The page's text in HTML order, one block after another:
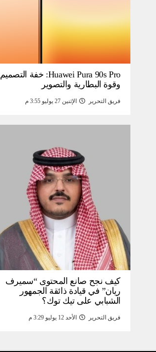
Huawei Pura 90s Pro: خفة التصميم
وقوة البطارية والتصوير
فريق التحرير الإثنين 27 يوليو 3:55 م
كيف نجح صانع المحتوى “سميرف
ريان” في قيادة ذائقة الجمهور
الشبابي على تيك توك؟
فريق التحرير الأحد 12 يوليو 3:29 م